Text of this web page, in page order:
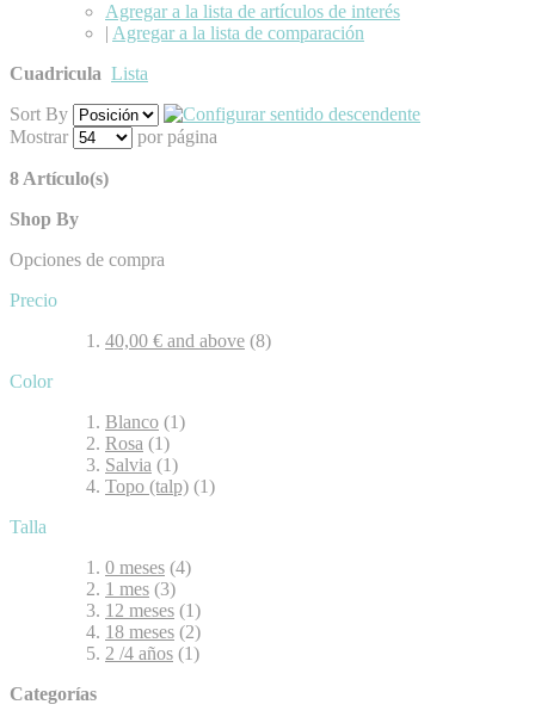
Agregar a la lista de artículos de interés
| Agregar a la lista de comparación
Cuadricula Lista
Sort By
Mostrar
por página
8 Artículo(s)
Shop By
Opciones de compra
Precio
40,00 € and above (8)
Color
Blanco (1)
Rosa (1)
Salvia (1)
Topo (talp) (1)
Talla
0 meses (4)
1 mes (3)
12 meses (1)
18 meses (2)
2 /4 años (1)
Categorías